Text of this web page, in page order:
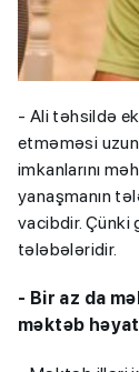
- Ali təhsildə
etməməsi
imkanlarını
yanaşmanın
vacibdir. Çünki
tələbələridir.
- Bir az da
məktəb